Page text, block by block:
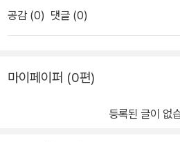
나 사랑받는지 알 수 있어요~​​저희 어린
로 시작해초등 때는 기적의 독서논술,
업그레이드!!2021년 3월 개정판으로
단계로 구성된 세트로 독해훈련 시작했
공감 (0) 댓글 (0)
마이페이퍼 (0편)
등록된 글이 없